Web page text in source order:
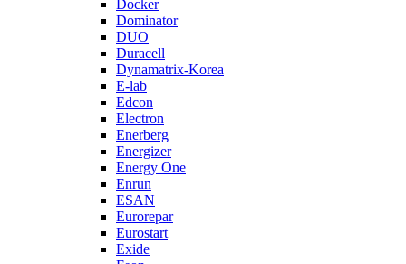
Docker
Dominator
DUO
Duracell
Dynamatrix-Korea
E-lab
Edcon
Electron
Enerberg
Energizer
Energy One
Enrun
ESAN
Eurorepar
Eurostart
Exide